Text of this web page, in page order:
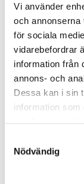
Vi använder
och annonserna
för sociala
vidarebefordrar
information från
annons- och
Dessa kan i sin
information som
Nödvändig
DEL AV
har samma